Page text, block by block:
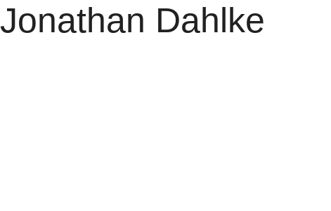
Jonathan Dahlke